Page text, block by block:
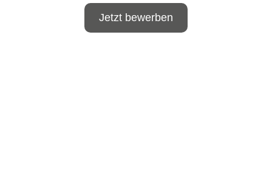
Jetzt bewerben